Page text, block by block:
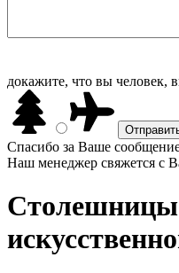
докажите, что вы человек,
Спасибо за Ваше
Наш менеджер свяжется с
Столешницы